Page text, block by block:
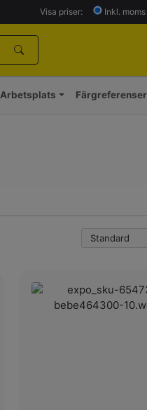
Visa priser: Inkl. moms
Arbetsplats Färgreferenser